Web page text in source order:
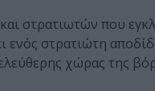
στρατιωτών που
ενός στρατιώτη
χώρας της